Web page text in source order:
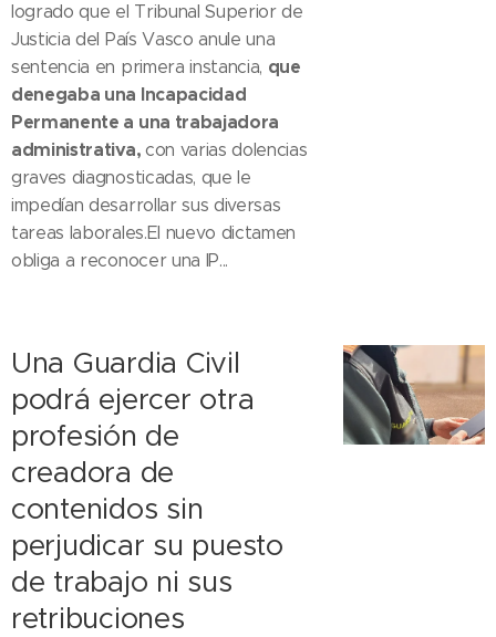
logrado que el Tribunal Superior de
Justicia del País Vasco anule una
sentencia en primera instancia, que
denegaba una Incapacidad
Permanente a una trabajadora
administrativa, con varias dolencias
graves diagnosticadas, que le
impedían desarrollar sus diversas
tareas laborales.El nuevo dictamen
obliga a reconocer una IP...
Una Guardia Civil
podrá ejercer otra
profesión de
creadora de
contenidos sin
perjudicar su puesto
de trabajo ni sus
retribuciones